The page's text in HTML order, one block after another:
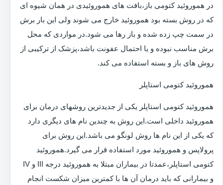
در هموروئید کتومی باز،بافت های هموروئیدی در همان شیوه ای
که در روش بسته بود هموروئید خارج می شوند ولی این بار برش
در سمت چپ زده شده و باز رها می شود.در مواردی که محل
برش مناسب نبوده و یا احتمال عفونت باشد،پزشک از ترکیبی از
روش های باز و بسته استفاده می کند.
هموروئید کتومی استاپلر
هموروئید کتومی استاپلر یکی از جدیدترین روشهای درمان برای
هموروئید داخلی است.این روش به چندین نام های دیگری دارد
که یکی از این نام ها روش لونگو می باشد.این روش برای
پرولاپس و هموروئید مورد استفاده قرار می گیرد.هموروئید
کتومی استاپلر،عمدتا در بیماران مبتلا به هموروئید درجه III و IV
و بیمارانی که باید درمان آن ها با کمترین میزان شکست انجام